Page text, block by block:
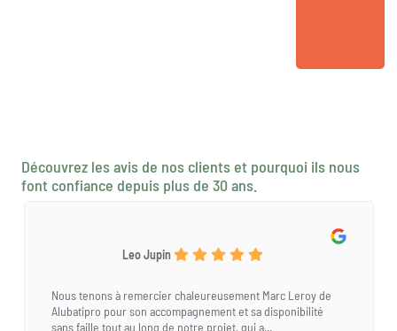
Découvrez les avis de nos clients et pourquoi ils nous
font confiance depuis plus de 30 ans.
Leo Jupin
Nous tenons à remercier chaleureusement Marc Leroy de
Alubatipro pour son accompagnement et sa disponibilité
sans faille tout au long de notre projet, qui a...